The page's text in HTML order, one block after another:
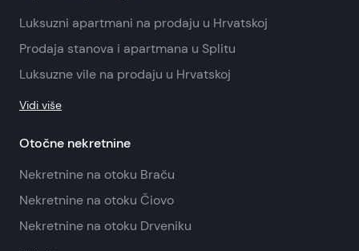
Luksuzni apartmani na prodaju u Hrvatskoj
Prodaja stanova i apartmana u Splitu
Luksuzne vile na prodaju u Hrvatskoj
Vidi više
Otočne nekretnine
Nekretnine na otoku Braču
Nekretnine na otoku Čiovo
Nekretnine na otoku Drveniku